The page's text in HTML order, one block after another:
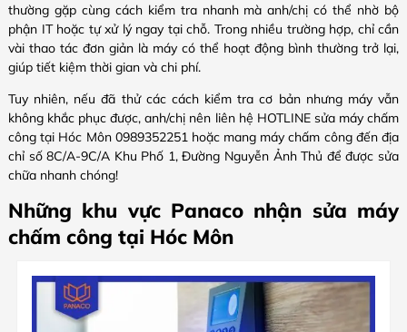
thường gặp cùng cách kiểm tra nhanh mà anh/chị có thể nhờ bộ
phận IT hoặc tự xử lý ngay tại chỗ. Trong nhiều trường hợp, chỉ cần
vài thao tác đơn giản là máy có thể hoạt động bình thường trở lại,
giúp tiết kiệm thời gian và chi phí.
Tuy nhiên, nếu đã thử các cách kiểm tra cơ bản nhưng máy vẫn
không khắc phục được, anh/chị nên liên hệ HOTLINE sửa máy chấm
công tại Hóc Môn 0989352251 hoặc mang máy chấm công đến địa
chỉ số 8C/A-9C/A Khu Phố 1, Đường Nguyễn Ảnh Thủ để được sửa
chữa nhanh chóng!
Những khu vực Panaco nhận sửa máy
chấm công tại Hóc Môn